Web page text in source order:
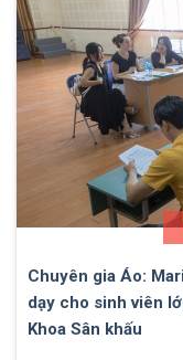
Chuyên gia Áo:
dạy cho sinh viên
Khoa Sân khấu